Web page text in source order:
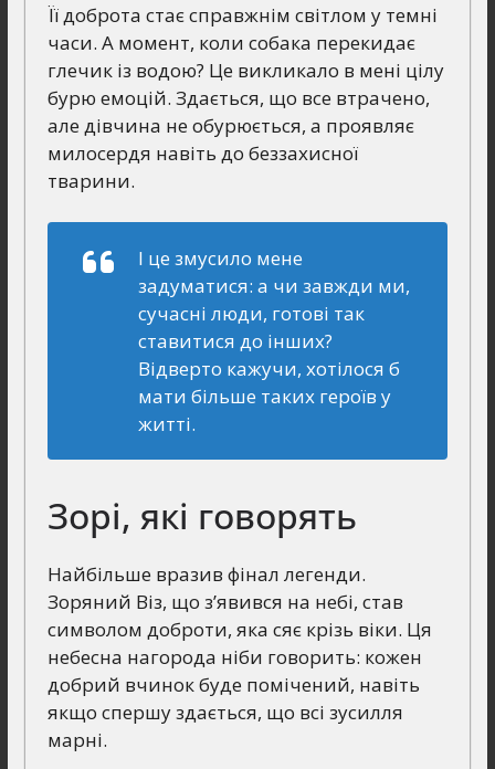
Її доброта стає справжнім світлом у темні
часи. А момент, коли собака перекидає
глечик із водою? Це викликало в мені цілу
бурю емоцій. Здається, що все втрачено,
але дівчина не обурюється, а проявляє
милосердя навіть до беззахисної
тварини.
І це змусило мене
задуматися: а чи завжди ми,
сучасні люди, готові так
ставитися до інших?
Відверто кажучи, хотілося б
мати більше таких героїв у
житті.
Зорі, які говорять
Найбільше вразив фінал легенди.
Зоряний Віз, що з’явився на небі, став
символом доброти, яка сяє крізь віки. Ця
небесна нагорода ніби говорить: кожен
добрий вчинок буде помічений, навіть
якщо спершу здається, що всі зусилля
марні.